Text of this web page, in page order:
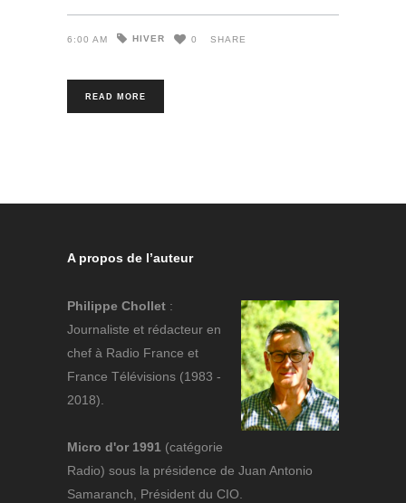
6:00 AM HIVER 0 SHARE
READ MORE
A propos de l’auteur
Philippe Chollet :
Journaliste et rédacteur en
chef à Radio France et
France Télévisions (1983 -
2018).
Micro d'or 1991 (catégorie
Radio) sous la présidence de Juan Antonio
Samaranch, Président du CIO.